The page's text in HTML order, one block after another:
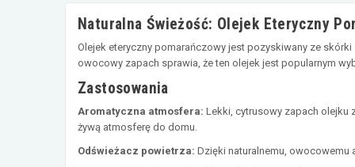
Naturalna Świeżość: Olejek Eteryczny
Olejek eteryczny pomarańczowy jest pozyskiwany ze
owocowy zapach sprawia, że ten olejek jest popularnym
Zastosowania
Aromatyczna atmosfera: Lekki, cytrusowy zapach olejku
żywą atmosferę do domu.
Odświeżacz powietrza: Dzięki naturalnemu,